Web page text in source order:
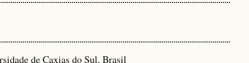
de Caxias do Sul, Brasil